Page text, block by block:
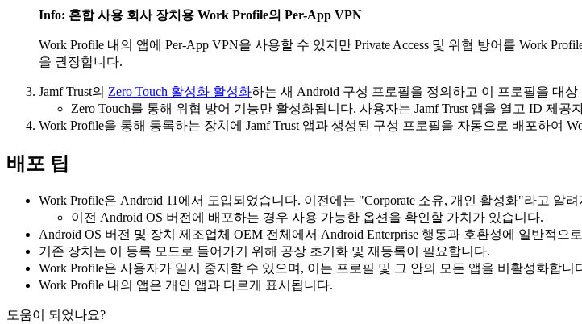
Info: 혼합 사용 회사 장치용 Work Profile의 Per-App VPN
Work Profile 내의 앱에 Per-App VPN을 사용할 수 있지만 Private Access 및 위협 방어를 Work
을 권장합니다.
Jamf Trust의 Zero Touch 활성화 활성화하는 새 Android 구성 프로필을 정의하고 이 프로필을 대
Zero Touch를 통해 위협 방어 기능만 활성화됩니다. 사용자는 Jamf Trust 앱을 열고 ID 제공
Work Profile을 통해 등록하는 장치에 Jamf Trust 앱과 생성된 구성 프로필을 자동으로 배포하여
배포 팁
Work Profile은 Android 11에서 도입되었습니다. 이전에는 "Corporate 소유, 개인 활성화"라고
이전 Android OS 버전에 배포하는 경우 사용 가능한 옵션을 확인할 가치가 있습니다.
Android OS 버전 및 장치 제조업체 OEM 전체에서 Android Enterprise 행동과 호환성에 일반적
기존 장치는 이 등록 모드로 들어가기 위해 공장 초기화 및 재등록이 필요합니다.
Work Profile은 사용자가 일시 중지할 수 있으며, 이는 프로필 및 그 안의 모든 앱을 비활성화합
Work Profile 내의 앱은 개인 앱과 다르게 표시됩니다.
도움이 되었나요?